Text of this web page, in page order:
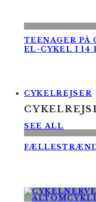
TEENAGER PÅ
EL-CYKEL I 14
CYKELREJSER
SEE ALL